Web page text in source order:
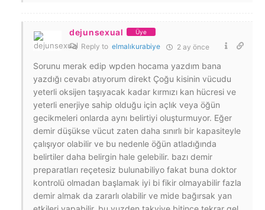
dejunsexual Üye
Reply to elmalıkurabiye 2 ay önce
Sorunu merak edip wpden hocama yazdım bana
yazdığı cevabı atıyorum direkt Çoğu kisinin vücudu
yeterli oksijen taşıyacak kadar kırmızı kan hücresi ve
yeterli enerjiye sahip olduğu için açlık veya öğün
gecikmeleri onlarda aynı belirtiyi oluşturmuyor. Eğer
demir düşükse vücut zaten daha sınırlı bir kapasiteyle
çalışıyor olabilir ve bu nedenle öğün atladığında
belirtiler daha belirgin hale gelebilir. bazı demir
preparatları reçetesiz bulunabiliyo fakat buna doktor
kontrolü olmadan başlamak iyi bi fikir olmayabilir fazla
demir almak da zararlı olabilir ve mide bağırsak yan